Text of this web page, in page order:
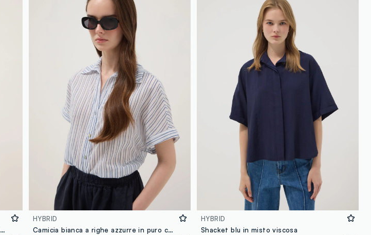
Camicia bianca crop in misto viscosa con nodo regular fit
HYBRID
Camicia bianca a righe azzurre in puro cotone regular fit
HYBRID
Shacket blu in misto viscosa